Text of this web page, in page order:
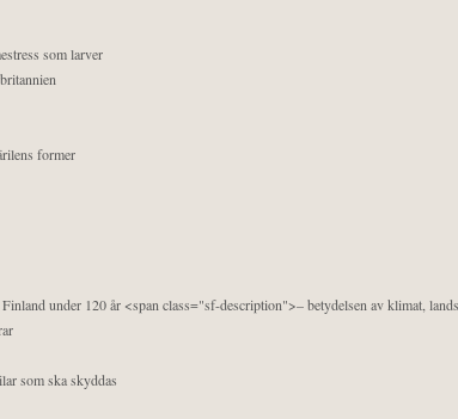
som larver
former
under 120 år <span class="sf-description">– betydelsen av klimat,
som ska skyddas